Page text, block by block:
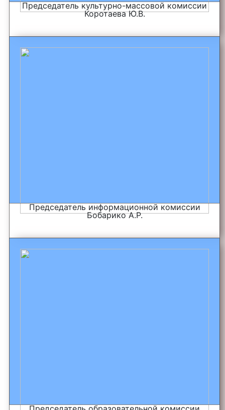
Председатель культурно-массовой комиссии
Коротаева Ю.В.
Председатель информационной комиссии
Бобарико А.Р.